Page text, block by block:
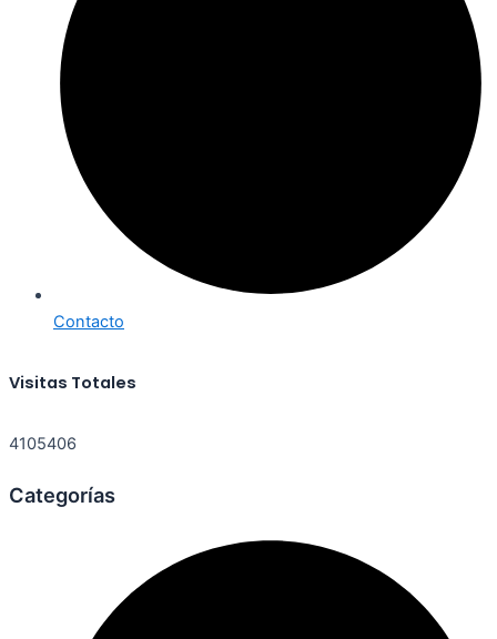
Contacto
Visitas Totales
4105406
Categorías